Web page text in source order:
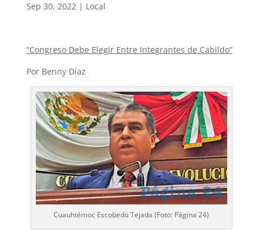
Sep 30, 2022| Local
“Congreso Debe Elegir Entre Integrantes de Cabildo”
Por Benny Díaz
Cuauhtémoc Escobedo Tejada (Foto: Página 24)